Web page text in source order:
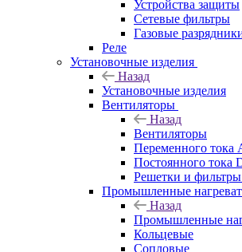
Устройства защиты
Сетевые фильтры
Газовые
Реле
Установочные изделия
Назад
Установочные изделия
Вентиляторы
Назад
Вентиляторы
Переменного тока
Постоянного тока
Решетки и фильтры
Промышленные
Назад
Промышленные
Кольцевые
Сопловые